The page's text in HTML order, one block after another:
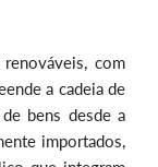
com
a cadeia de
bens desde a
importados,